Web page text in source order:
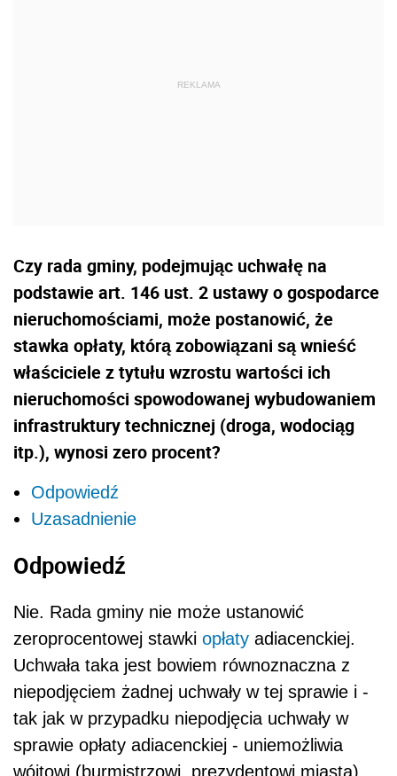
Czy rada gminy, podejmując uchwałę na
podstawie art. 146 ust. 2 ustawy o gospodarce
nieruchomościami, może postanowić, że
stawka opłaty, którą zobowiązani są wnieść
właściciele z tytułu wzrostu wartości ich
nieruchomości spowodowanej wybudowaniem
infrastruktury technicznej (droga, wodociąg
itp.), wynosi zero procent?
Odpowiedź
Uzasadnienie
Odpowiedź
Nie. Rada gminy nie może ustanowić
zeroprocentowej stawki opłaty adiacenckiej.
Uchwała taka jest bowiem równoznaczna z
niepodjęciem żadnej uchwały w tej sprawie i -
tak jak w przypadku niepodjęcia uchwały w
sprawie opłaty adiacenckiej - uniemożliwia
wójtowi (burmistrzowi, prezydentowi miasta)